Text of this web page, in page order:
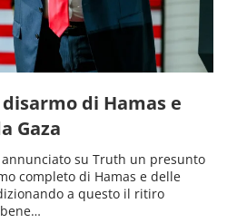
di Hamas e
Gaza
su Truth un presunto
completo di Hamas e delle
a questo il ritiro